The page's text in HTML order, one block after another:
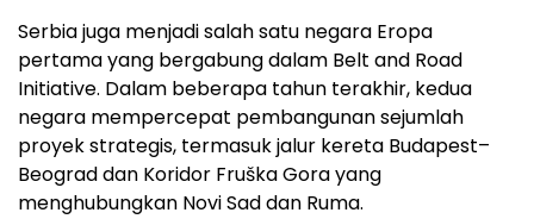
Serbia juga menjadi salah satu negara Eropa
pertama yang bergabung dalam Belt and Road
Initiative. Dalam beberapa tahun terakhir, kedua
negara mempercepat pembangunan sejumlah
proyek strategis, termasuk jalur kereta Budapest–
Beograd dan Koridor Fruška Gora yang
menghubungkan Novi Sad dan Ruma.